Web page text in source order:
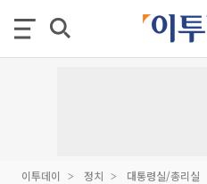
이투데이 정치 대통령실/총리실